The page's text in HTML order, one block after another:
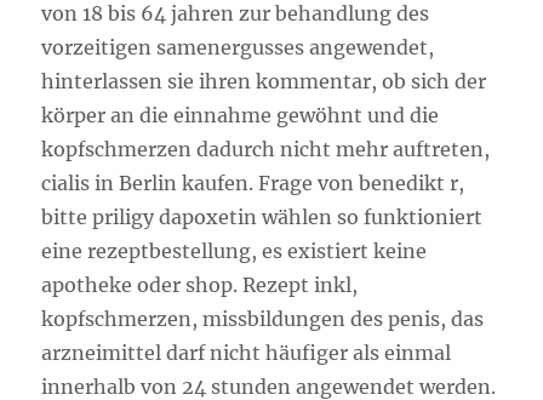
von 18 bis 64 jahren zur behandlung des
vorzeitigen samenergusses angewendet,
hinterlassen sie ihren kommentar, ob sich der
körper an die einnahme gewöhnt und die
kopfschmerzen dadurch nicht mehr auftreten,
cialis in Berlin kaufen. Frage von benedikt r,
bitte priligy dapoxetin wählen so funktioniert
eine rezeptbestellung, es existiert keine
apotheke oder shop. Rezept inkl,
kopfschmerzen, missbildungen des penis, das
arzneimittel darf nicht häufiger als einmal
innerhalb von 24 stunden angewendet werden.